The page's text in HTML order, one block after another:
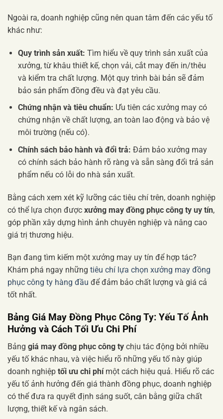
Ngoài ra, doanh nghiệp cũng nên quan tâm đến các yếu tố
khác như:
Quy trình sản xuất: Tìm hiểu về quy trình sản xuất của
xưởng, từ khâu thiết kế, chọn vải, cắt may đến in/thêu
và kiểm tra chất lượng. Một quy trình bài bản sẽ đảm
bảo sản phẩm đồng đều và đạt yêu cầu.
Chứng nhận và tiêu chuẩn: Ưu tiên các xưởng may có
chứng nhận về chất lượng, an toàn lao động và bảo vệ
môi trường (nếu có).
Chính sách bảo hành và đổi trả: Đảm bảo xưởng may
có chính sách bảo hành rõ ràng và sẵn sàng đổi trả sản
phẩm nếu có lỗi do nhà sản xuất.
Bằng cách xem xét kỹ lưỡng các tiêu chí trên, doanh nghiệp
có thể lựa chọn được xưởng may đồng phục công ty uy tín,
góp phần xây dựng hình ảnh chuyên nghiệp và nâng cao
giá trị thương hiệu.
Bạn đang tìm kiếm một xưởng may uy tín để hợp tác?
Khám phá ngay những tiêu chí lựa chọn xưởng may đồng
phục công ty hàng đầu để đảm bảo chất lượng và giá cả
tốt nhất.
Bảng Giá May Đồng Phục Công Ty: Yếu Tố Ảnh
Hưởng và Cách Tối Ưu Chi Phí
Bảng giá may đồng phục công ty chịu tác động bởi nhiều
yếu tố khác nhau, và việc hiểu rõ những yếu tố này giúp
doanh nghiệp tối ưu chi phímột cách hiệu quả. Hiểu rõ các
yếu tố ảnh hưởng đến giá thành đồng phục, doanh nghiệp
có thể đưa ra quyết định sáng suốt, cân bằng giữa chất
lượng, thiết kế và ngân sách.